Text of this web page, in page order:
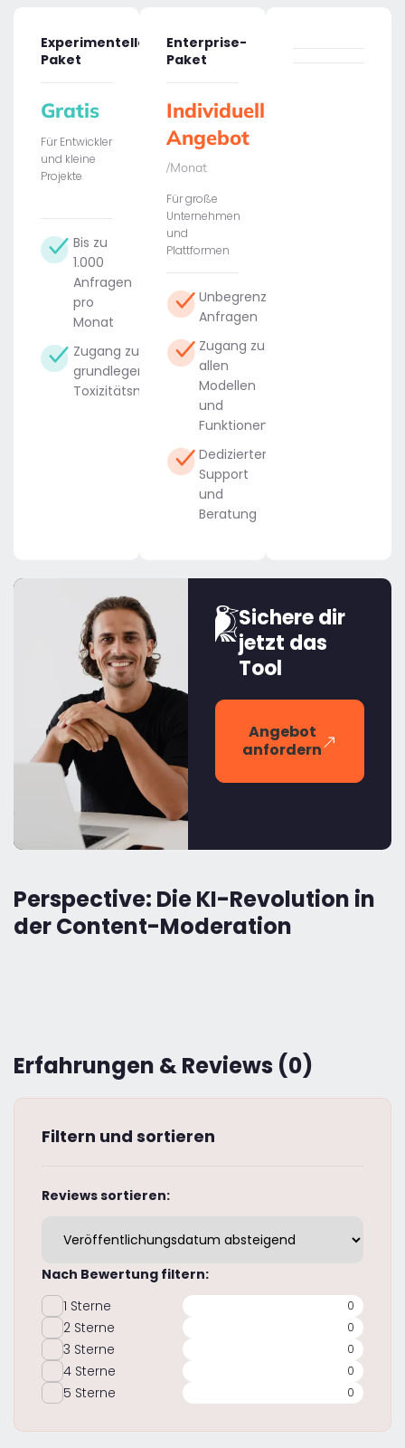
Experimentelles
Paket
Gratis
Für Entwickler
und kleine
Projekte
Bis zu
1.000
Anfragen
pro
Monat
Zugang zu
grundlegenden
Toxizitätsmodellen
Enterprise-
Paket
Individuelles
Angebot
/Monat
Für große
Unternehmen
und
Plattformen
Unbegrenzte
Anfragen
Zugang zu
allen
Modellen
und
Funktionen
Dedizierter
Support
und
Beratung
Sichere dir
jetzt das
Tool
Angebot
anfordern
Perspective: Die KI-Revolution in
der Content-Moderation
Erfahrungen & Reviews (0)
Filtern und sortieren
Reviews sortieren:
Nach Bewertung filtern:
1 Sterne
0
2 Sterne 0
3 Sterne 0
4 Sterne 0
5 Sterne 0